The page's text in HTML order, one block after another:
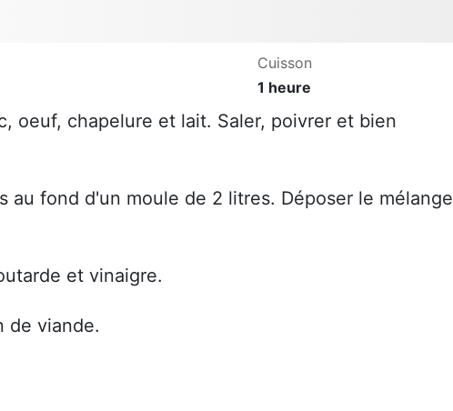
Cuisson
1 heure
oeuf, chapelure et lait. Saler, poivrer et bien
au fond d'un moule de 2 litres. Déposer le mélange
et vinaigre.
de viande.